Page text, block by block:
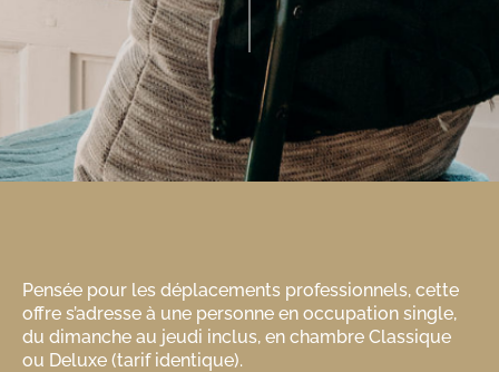
Pensée pour les déplacements professionnels, cette
offre s’adresse à une personne en occupation single,
du dimanche au jeudi inclus, en chambre Classique
ou Deluxe (tarif identique).